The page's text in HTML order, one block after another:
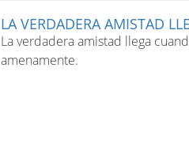
LA VERDADERA AMISTAD
La verdadera amistad llega
amenamente.